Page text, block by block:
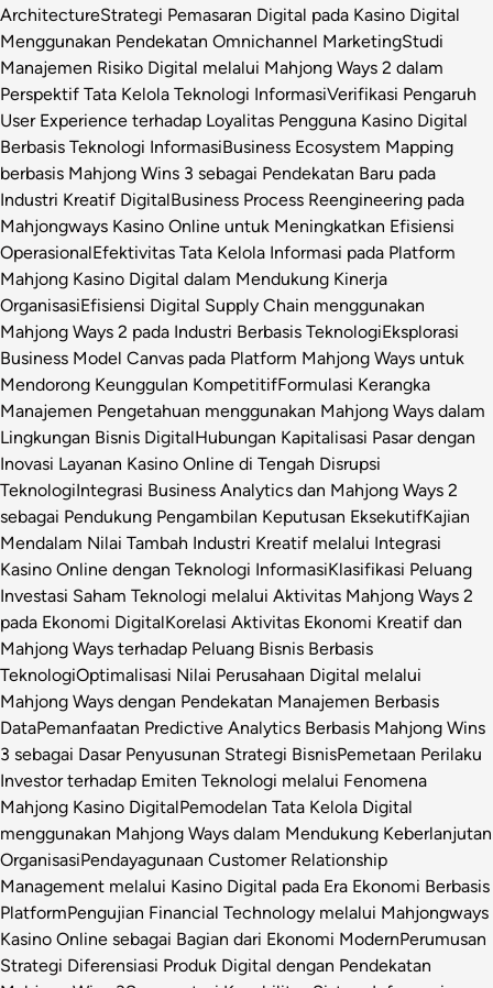
ArchitectureStrategi Pemasaran Digital pada Kasino Digital
Menggunakan Pendekatan Omnichannel MarketingStudi
Manajemen Risiko Digital melalui Mahjong Ways 2 dalam
Perspektif Tata Kelola Teknologi InformasiVerifikasi Pengaruh
User Experience terhadap Loyalitas Pengguna Kasino Digital
Berbasis Teknologi InformasiBusiness Ecosystem Mapping
berbasis Mahjong Wins 3 sebagai Pendekatan Baru pada
Industri Kreatif DigitalBusiness Process Reengineering pada
Mahjongways Kasino Online untuk Meningkatkan Efisiensi
OperasionalEfektivitas Tata Kelola Informasi pada Platform
Mahjong Kasino Digital dalam Mendukung Kinerja
OrganisasiEfisiensi Digital Supply Chain menggunakan
Mahjong Ways 2 pada Industri Berbasis TeknologiEksplorasi
Business Model Canvas pada Platform Mahjong Ways untuk
Mendorong Keunggulan KompetitifFormulasi Kerangka
Manajemen Pengetahuan menggunakan Mahjong Ways dalam
Lingkungan Bisnis DigitalHubungan Kapitalisasi Pasar dengan
Inovasi Layanan Kasino Online di Tengah Disrupsi
TeknologiIntegrasi Business Analytics dan Mahjong Ways 2
sebagai Pendukung Pengambilan Keputusan EksekutifKajian
Mendalam Nilai Tambah Industri Kreatif melalui Integrasi
Kasino Online dengan Teknologi InformasiKlasifikasi Peluang
Investasi Saham Teknologi melalui Aktivitas Mahjong Ways 2
pada Ekonomi DigitalKorelasi Aktivitas Ekonomi Kreatif dan
Mahjong Ways terhadap Peluang Bisnis Berbasis
TeknologiOptimalisasi Nilai Perusahaan Digital melalui
Mahjong Ways dengan Pendekatan Manajemen Berbasis
DataPemanfaatan Predictive Analytics Berbasis Mahjong Wins
3 sebagai Dasar Penyusunan Strategi BisnisPemetaan Perilaku
Investor terhadap Emiten Teknologi melalui Fenomena
Mahjong Kasino DigitalPemodelan Tata Kelola Digital
menggunakan Mahjong Ways dalam Mendukung Keberlanjutan
OrganisasiPendayagunaan Customer Relationship
Management melalui Kasino Digital pada Era Ekonomi Berbasis
PlatformPengujian Financial Technology melalui Mahjongways
Kasino Online sebagai Bagian dari Ekonomi ModernPerumusan
Strategi Diferensiasi Produk Digital dengan Pendekatan